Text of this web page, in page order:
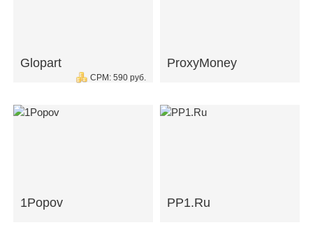
Glopart
CPM: 590 руб.
ProxyMoney
1Popov PP1.Ru